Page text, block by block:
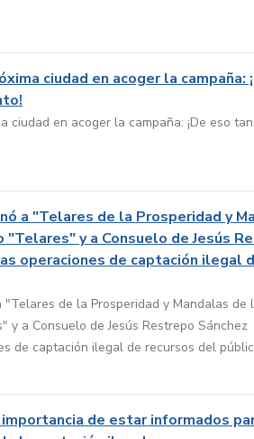
ciudad en acoger la campaña:
ciudad en acoger la campaña: ¡De eso
a "Telares de la Prosperidad y
"Telares" y a Consuelo de Jesús
operaciones de captación ilegal
de la Prosperidad y Mandalas de
y a Consuelo de Jesús Restrepo Sánchez
de captación ilegal de recursos del
de estar informados